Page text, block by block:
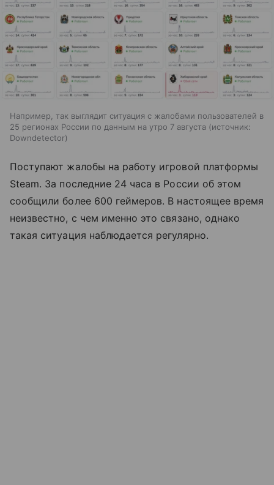
Например, так выглядит ситуация с жалобами пользователей в
25 регионах России по данным на утро 7 августа
источник:
Downdetector
Поступают жалобы на работу игровой платформы
Steam. За последние 24 часа в России об этом
сообщили более 600 геймеров. В настоящее время
неизвестно, с чем именно это связано, однако
такая ситуация наблюдается регулярно.